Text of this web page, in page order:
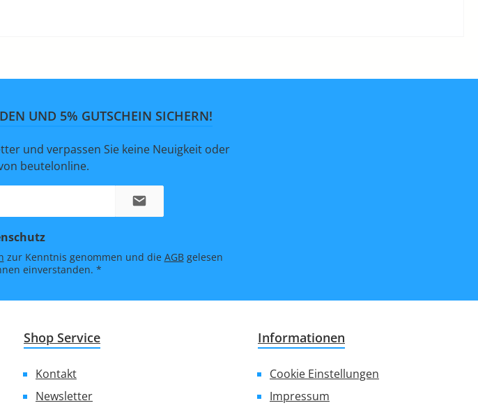
UND 5% GUTSCHEIN SICHERN!
und verpassen Sie keine Neuigkeit oder
beutelonline.
zur Kenntnis genommen und die AGBgelesen
einverstanden. *
Shop Service
Kontakt
Newsletter
Informationen
Cookie Einstellungen
Impressum